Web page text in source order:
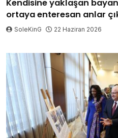
Kendisine yaklaşan
ortaya enteresan anlar
SoleKinG 22 Haziran 2026